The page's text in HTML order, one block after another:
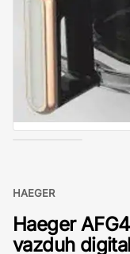
HAEGER
Haeger
vazduh